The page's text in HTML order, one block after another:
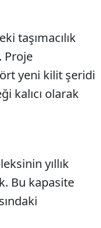
Sesi Aç
taşımacılık
Proje
yeni kilit şeridi
kalıcı olarak
yıllık
Bu kapasite